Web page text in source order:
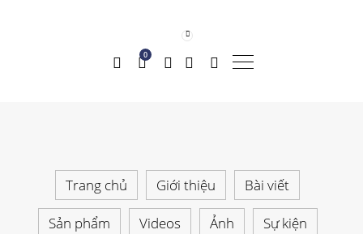
0
Trang chủ Giới thiệu Bài viết
Sản phẩm Videos Ảnh Sự kiện